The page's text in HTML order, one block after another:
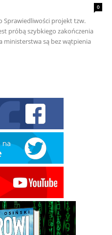
0
Sprawiedliwości projekt tzw.
próbą szybkiego zakończenia
ministerstwa są bez wątpienia